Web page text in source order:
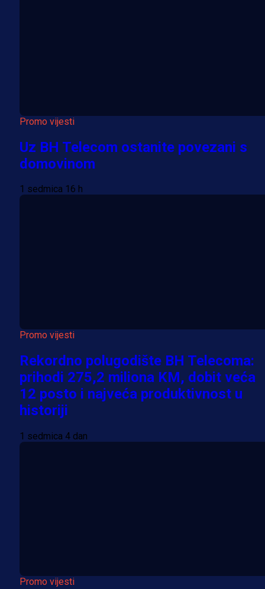
Promo vijesti
Uz BH Telecom ostanite povezani s
domovinom
1 sedmica 16 h
Promo vijesti
Rekordno polugodište BH Telecoma:
prihodi 275,2 miliona KM, dobit veća
12 posto i najveća produktivnost u
historiji
1 sedmica 4 dan
Promo vijesti